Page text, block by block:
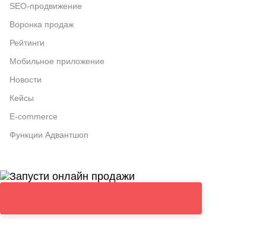
SEO-продвижение
Воронка продаж
Рейтинги
Мобильное приложение
Новости
Кейсы
E-commerce
Функции Адвантшоп